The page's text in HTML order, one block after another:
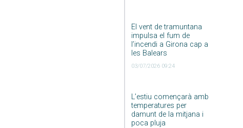
El vent de tramuntana
impulsa el fum de
l’incendi a Girona cap a
les Balears
03/07/2026 09:24
L’estiu començarà amb
temperatures per
damunt de la mitjana i
poca pluja